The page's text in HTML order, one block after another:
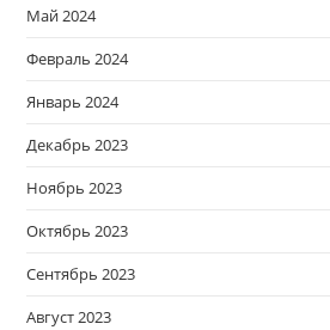
Май 2024
Февраль 2024
Январь 2024
Декабрь 2023
Ноябрь 2023
Октябрь 2023
Сентябрь 2023
Август 2023